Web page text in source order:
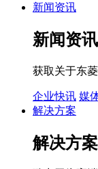
新闻资讯
新闻资讯
获取关于东
企业快讯 媒
解决方案
解决方案